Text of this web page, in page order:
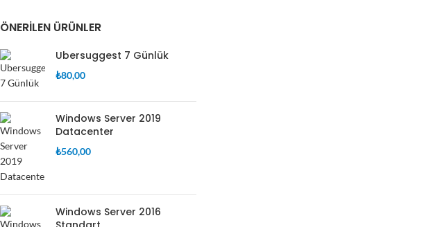
ÖNERILEN ÜRÜNLER
Ubersuggest 7 Günlük
₺80,00
Windows Server 2019
Datacenter
₺560,00
Windows Server 2016